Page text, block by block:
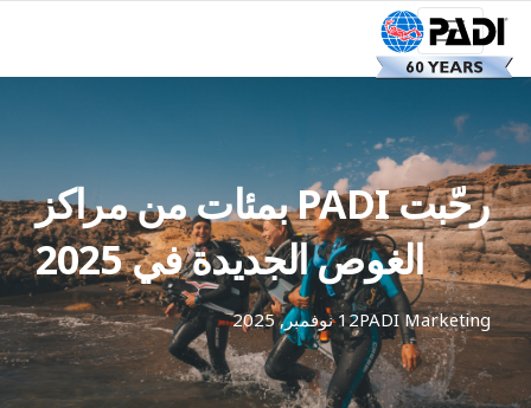
رحّبت PADI بمئات من مراكز
الغوص الجديدة في 2025
PADI Marketing12 نوفمبر, 2025